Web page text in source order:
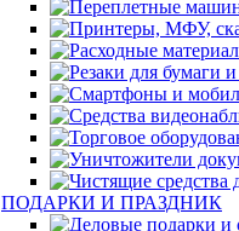
ПОДАРКИ И ПРАЗДНИК